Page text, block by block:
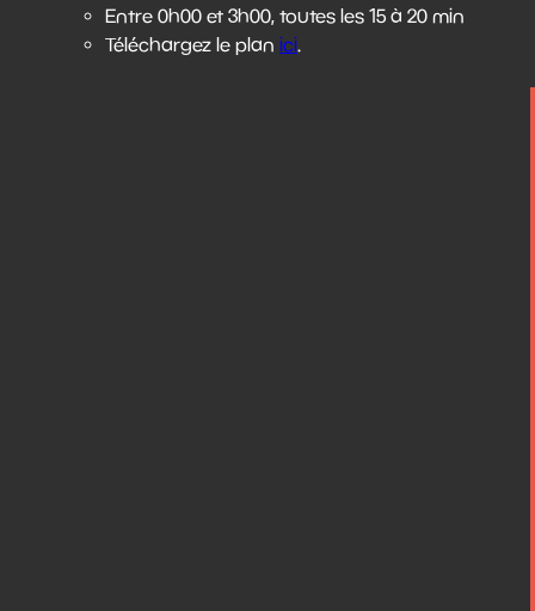
Entre 0h00 et 3h00, toutes les 15 à 20 min
Téléchargez le plan ici.